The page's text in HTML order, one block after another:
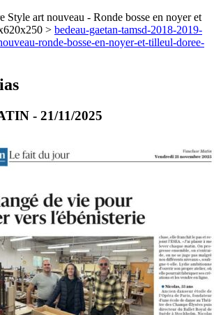
Style art nouveau - Ronde bosse en noyer et
> bedeau-gaetan-tamsd-2018-2019-
ronde-bosse-en-noyer-et-tilleul-doree-
- 21/11/2025